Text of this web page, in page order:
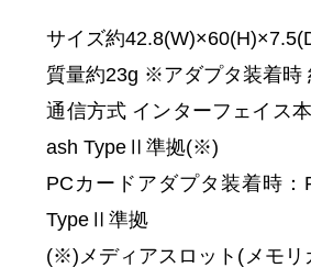
サイズ約
質量約23g ※アダプタ装着時
通信方式 インターフェイス
ash TypeⅡ準拠(※)
PCカードアダプタ装着時：
TypeⅡ準拠
(※)メディアスロット(メモリ